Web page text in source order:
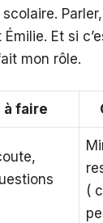
Et si
mon rôle.
à faire
(